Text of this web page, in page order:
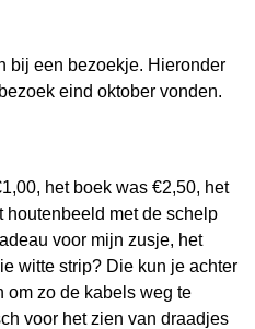
bij een bezoekje. Hieronder
eind oktober vonden.
het boek was €2,50, het
houtenbeeld met de schelp
voor mijn zusje, het
witte strip? Die kun je achter
om zo de kabels weg te
voor het zien van draadjes